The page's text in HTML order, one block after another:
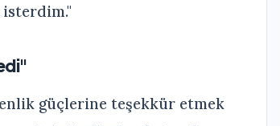
güçlerine teşekkür etmek